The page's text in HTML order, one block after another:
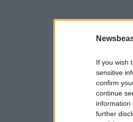
If you wish
sensitive
confirm
continue
information
further
Δείτε αυτή τη